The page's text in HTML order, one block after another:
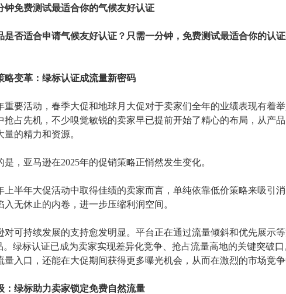
钟免费测试最适合你的气候友好认证
是否适合申请气候友好认证？只需一分钟，免费测试最适合你的认
略变革：绿标认证成流量新密码
重要活动，春季大促和地球月大促对于卖家们全年的业绩表现有着
抢占先机，不少嗅觉敏锐的卖家早已提前开始了精心的布局，从产
的精力和资源。
是，亚马逊在2025年的促销策略正悄然发生变化。
上半年大促活动中取得佳绩的卖家而言，单纯依靠低价策略来吸引
无休止的内卷，进一步压缩利润空间。
对可持续发展的支持愈发明显。平台正在通过流量倾斜和优先展示
。绿标认证已成为卖家实现差异化竞争、抢占流量高地的关键突破
量入口，还能在大促期间获得更多曝光机会，从而在激烈的市场竞争
：绿标助力卖家锁定免费自然流量